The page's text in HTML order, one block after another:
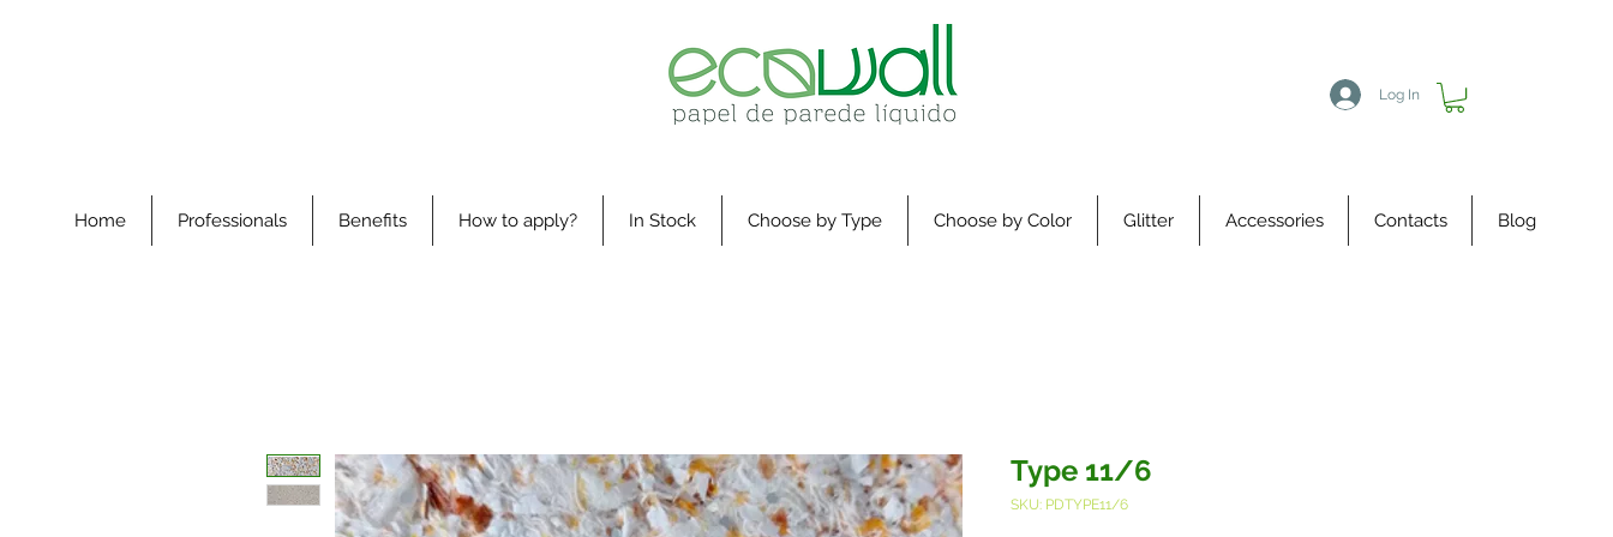
Log In
Home Professionals Benefits How to apply? In Stock Choose by Type Choose by Color Glitter Accessories Contacts Blog
Type 11/6
SKU: PDTYPE11/6